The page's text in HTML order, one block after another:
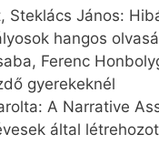
Steklács János:
hangos
Ferenc
gyerekeknél
A Narrative
által